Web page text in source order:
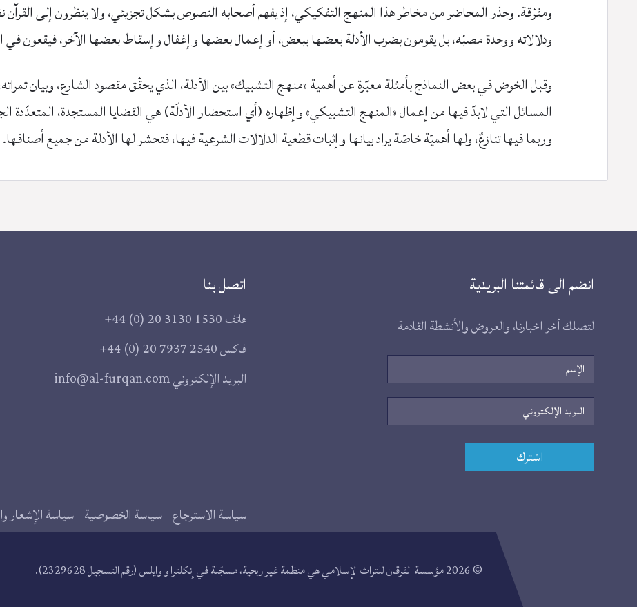
ومفرّقة. وحذر المحاضر من مخاطر هذا المنهج التفكيكي، إذ يفهم أصحابه النصوص بشكل تجزيئي، ولا ينظرون إلى القرآن
ودلالاته ووحدة مصبّه، بل يقومون بضرب الأدلة بعضها ببعض، أو إعمال بعضها وإغفال وإسقاط بعضها الآخر، فيقعون
وقبل الخوض في بعض النماذج بأمثلة معبّرة عن أهمية «منهج التشبيك» بين الأدلة، الذي يحقّق مقصود الشارع، وبيان
المسائل التي لابدّ فيها من إعمال «المنهج التشبيكي» وإظهاره (أي استحضار الأدلّة) هي القضايا المستجدة، المتعدّدة
وربما فيها تنازعٌ، ولها أهميّة خاصّة يراد بيانها وإثبات قطعية الدلالات الشرعية فيها، فتحشر لها الأدلة من جميع أصنافها.
انضم الى قائمتنا البريدية
لتصلك أخر اخبارنا، والعروض والأنشطة القادمة
الإسم
البريد
الإلكتروني
اشترك
اتصل بنا
هاتف+44 (0) 20 3130 1530
فاكس+44 (0) 20 7937 2540
البريد الإلكترونيinfo@al-furqan.com
سياسة الاسترجاع سياسة الخصوصية سياسة الإشعار
© 2026 مؤسسة الفرقان للتراث الإسلامي هي منظمة غير ربحية، مسجّلة في إنكلترا و وايلس (رقم التسجيل 2329628).